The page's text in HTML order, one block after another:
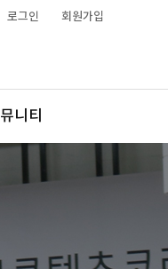
로그인 회원가입
니티